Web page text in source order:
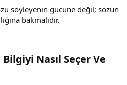
söyleyenin gücüne değil; sözün
bakmalıdır.
Nasıl Seçer Ve